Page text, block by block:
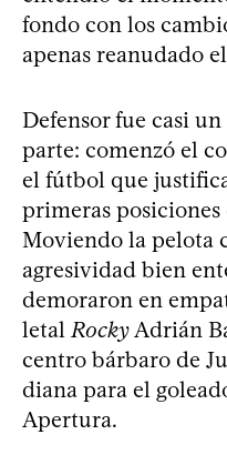
fondo con los
apenas reanudado
Defensor fue casi
parte: comenzó el
el fútbol que
primeras
Moviendo la pelota
agresividad bien
demoraron en
letal Rocky Adrián
centro bárbaro de
diana para el
Apertura.